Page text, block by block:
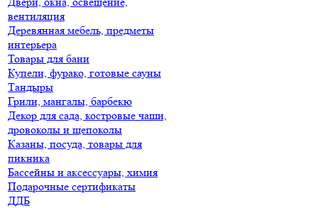
вентиляция
Деревянная мебель, предметы
интерьера
Товары для бани
Купели, фурако, готовые сауны
Тандыры
Грили, мангалы, барбекю
Декор для сада, костровые чаши,
дровоколы и щепоколы
Казаны, посуда, товары для
пикника
Бассейны и аксессуары, химия
Подарочные сертификаты
ДДБ